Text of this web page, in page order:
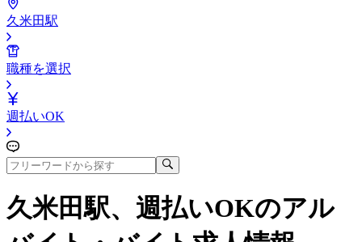
久米田駅
職種を選択
週払いOK
久米田駅、週払いOKのアル